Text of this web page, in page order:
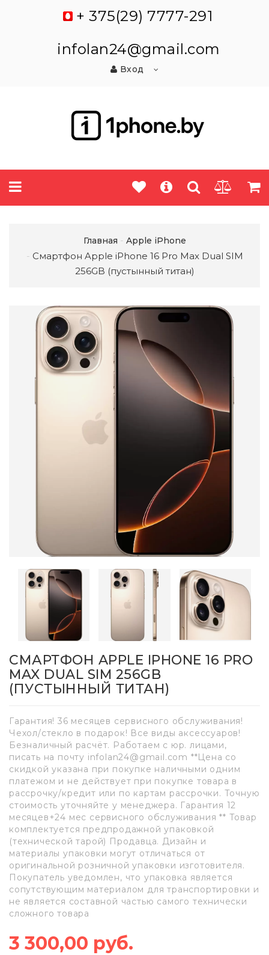
+ 375(29) 7777-291
infolan24@gmail.com
Вход
Главная Apple iPhone
Смартфон Apple iPhone 16 Pro Max Dual SIM
256GB (пустынный титан)
СМАРТФОН APPLE IPHONE 16 PRO
MAX DUAL SIM 256GB
(ПУСТЫННЫЙ ТИТАН)
Гарантия! 36 месяцев сервисного обслуживания!
Чехол/стекло в подарок! Все виды аксессуаров!
Безналичный расчёт. Работаем с юр. лицами,
писать на почту infolan24@gmail.com **Цена со
скидкой указана при покупке наличными одним
платежом и не действует при покупке товара в
рассрочку/кредит или по картам рассрочки. Точную
стоимость уточняйте у менеджера. Гарантия 12
месяцев+24 мес сервисного обслуживания ** Товар
комплектуется предпродажной упаковкой
(технической тарой) Продавца. Дизайн и
материалы упаковки могут отличаться от
оригинальной розничной упаковки изготовителя.
Покупатель уведомлен, что упаковка является
сопутствующим материалом для транспортировки и
не является составной частью самого технически
сложного товара
3 300,00 руб.